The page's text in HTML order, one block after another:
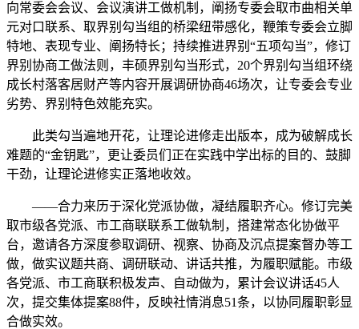
向常委会会议、会议演讲工做机制，阐扬专委会取市曲相关单
元对口联系、取界别勾当组的桥梁纽带感化，鞭策专委会立脚
特地、表现专业、阐扬特长；持续推进界别“五项勾当”，修订
界别协商工做法则，丰硕界别勾当形式，20个界别勾当组环绕
成长村落客居财产等内容开展调研协商46场次，让专委会专业
劣势、界别特色效能充实。
此类勾当遍地开花，让理论进修走出版本，成为破解成长
难题的“金钥匙”，更让委员们正在实践中学出标的目的、鼓脚
干劲，让理论进修实正落地收效。
——合力来历于深化党派协做，凝结履职齐心。修订完美
取市级各党派、市工商联联系工做轨制，搭建常态化协做平
台，邀请各方深度参取调研、视察、协商及沉点提案督办等工
做，做实议题共商、调研联动、讲话共推，为履职赋能。市级
各党派、市工商联积极发声、自动做为，累计会议讲话45人
次，提交集体提案88件，反映社情消息51条，以协同履职彰显
合做实效。